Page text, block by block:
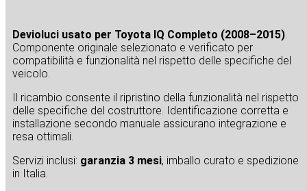
Devioluci usato per Toyota IQ Completo (2008–2015).
Componente originale selezionato e verificato per
compatibilità e funzionalità nel rispetto delle specifiche del
veicolo.
Il ricambio consente il ripristino della funzionalità nel rispetto
delle specifiche del costruttore. Identificazione corretta e
installazione secondo manuale assicurano integrazione e
resa ottimali.
Servizi inclusi: garanzia 3 mesi, imballo curato e spedizione
in Italia.